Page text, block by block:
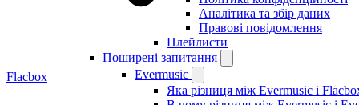
Аналітика та збір даних
Правові повідомлення
Плейлисти
Поширені запитання
Evermusic
Яка різниця між Evermusic і
Flacbox